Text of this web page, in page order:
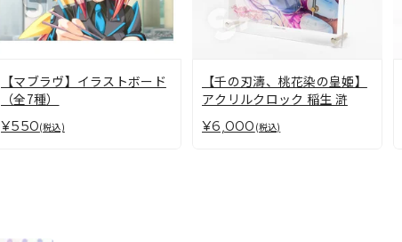
【マブラヴ】イラストボード
（全7種）
¥550(税込)
【千の刃濤、桃花染の皇姫】
アクリルクロック 稲生 滸
¥6,000 (税込)